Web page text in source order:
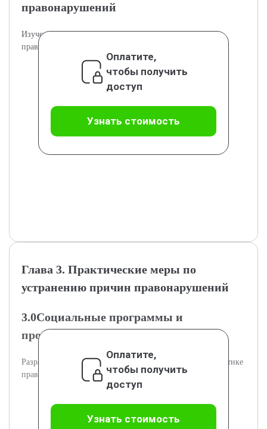
правонарушений
Изучение правоприменения и его влияния на причины
правонарушений.
Оплатите,
чтобы получить
доступ
Узнать стоимость
Глава 3. Практические меры по
устранению причин правонарушений
3.0Социальные программы и
профилактические меры
Разработка и оценка социальных программ по профилактике
правонарушений.
Оплатите,
чтобы получить
доступ
Узнать стоимость